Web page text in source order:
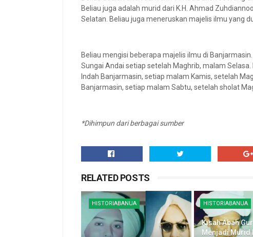
Beliau juga adalah murid dari K.H. Ahmad
Selatan. Beliau juga meneruskan majelis ilmu yang
Beliau mengisi beberapa majelis ilmu di
Sungai Andai setiap setelah Maghrib, malam
Indah Banjarmasin, setiap malam Kamis, setelah
Banjarmasin, setiap malam Sabtu, setelah sholat
*Dihimpun dari berbagai sumber
RELATED POSTS
HISTORIABANUA HISTORIABANUA
Kisah Abah
Menjadi Murid